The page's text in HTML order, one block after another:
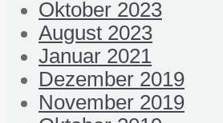
Oktober 2023
August 2023
Januar 2021
Dezember 2019
November 2019